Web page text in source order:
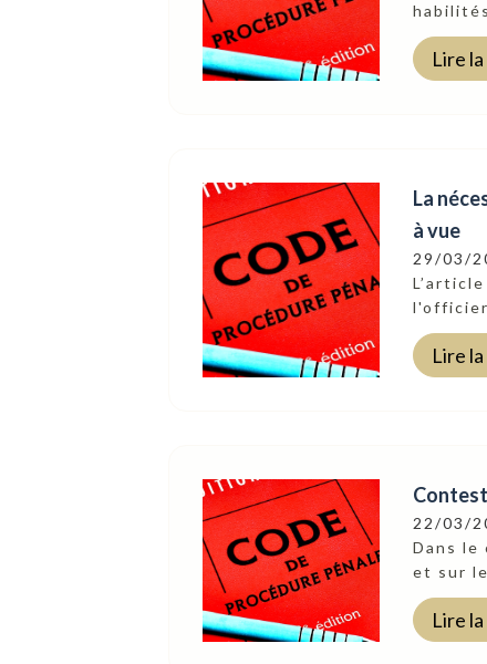
Lire
La
à vue
29/03/
l'officier
Lire
22/03/
Dans le
et sur
Lire